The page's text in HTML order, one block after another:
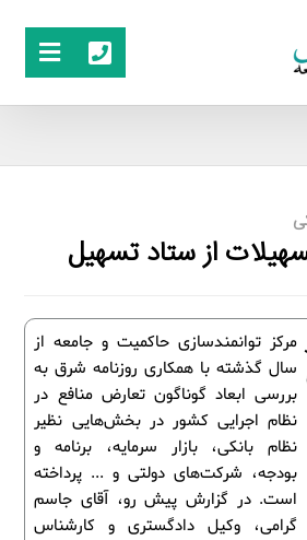
از ستاد تسهیل
مرکز توانمندسازی حاکمیت و جامعه از
سال گذشته با همکاری روزنامه شرق به
بررسی ابعاد گوناگون تعارض منافع در
نظام اجرایی کشور در بخش‌هایی نظیر
نظام بانکی، بازار سرمایه، برنامه و
بودجه، شرکت‌های دولتی و ... پرداخته
است. در گزارش پیش رو، آقای جاسم
گرامی، وکیل دادگستری و کارشناس